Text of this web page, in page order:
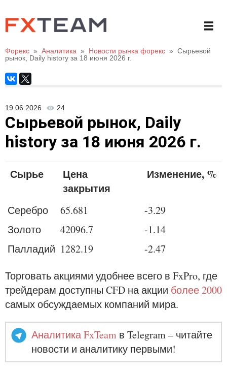
Форекс » Аналитика » Новости рынка форекс » Сырьевой
рынок, Daily history за 18 июня 2026 г.
19.06.2026 24
Сырьевой рынок, Daily
history за 18 июня 2026 г.
Сырье
Цена
закрытия
Изменение, %
Серебро 65.681
-3.29
Золото
42096.7
-1.14
Палладий 1282.19
-2.47
Торговать акциями удобнее всего в FxPro, где
трейдерам доступны CFD на акции более 2000
самых обсуждаемых компаний мира.
Аналитика FxTeam в Telegram – читайте
новости и аналитику первыми!